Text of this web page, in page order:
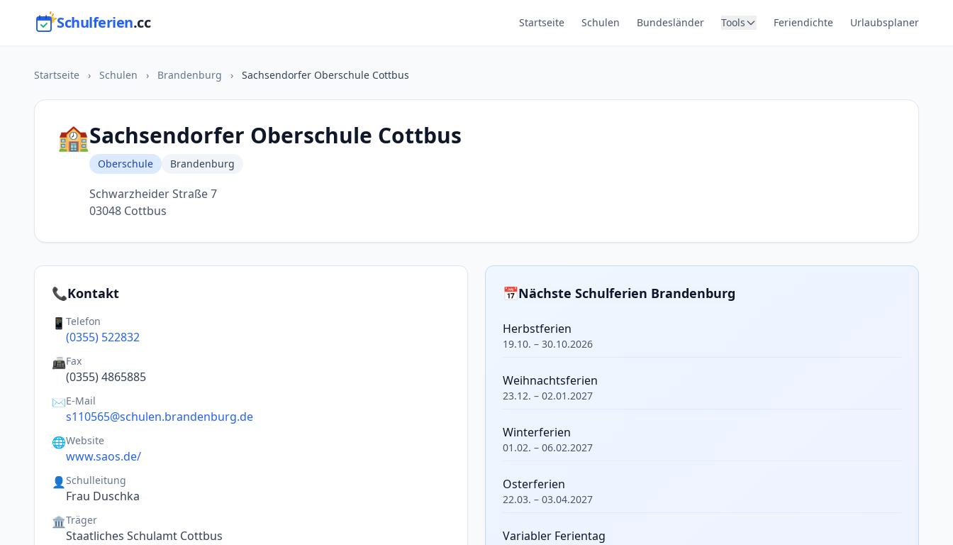
Schulferien.cc Startseite Schulen Bundesländer Tools Feriendichte Urlaubsplaner
Startseite › Schulen › Brandenburg › Sachsendorfer Oberschule Cottbus
🏫Sachsendorfer Oberschule Cottbus
Oberschule Brandenburg
Schwarzheider Straße 7
03048 Cottbus
📞Kontakt
📱 Telefon
(0355) 522832
📠Fax
(0355) 4865885
✉️E-Mail
s110565@schulen.brandenburg.de
🌐Website
www.saos.de/
👤 Schulleitung
Frau Duschka
🏛️Träger
Staatliches Schulamt Cottbus
📅Nächste Schulferien Brandenburg
Herbstferien
19.10. – 30.10.2026
Weihnachtsferien
23.12. – 02.01.2027
Winterferien
01.02. – 06.02.2027
Osterferien
22.03. – 03.04.2027
Variabler Ferientag